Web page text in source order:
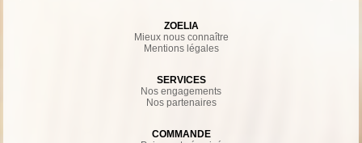
ZOELIA
Mieux nous connaître
Mentions légales
SERVICES
Nos engagements
Nos partenaires
COMMANDE